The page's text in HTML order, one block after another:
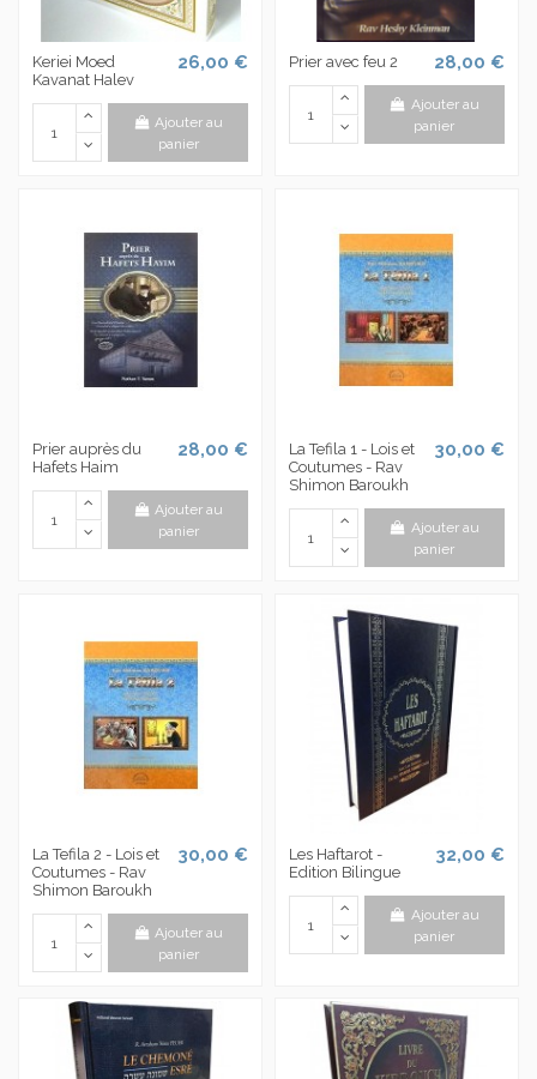
Keriei Moed
Kavanat Halev
26,00 €
Ajouter au
panier
Prier avec feu 2 28,00 €
Ajouter au
panier
Prier auprès du
Hafets Haim
28,00 €
Ajouter au
panier
La Tefila 1 - Lois et
Coutumes - Rav
Shimon Baroukh
30,00 €
Ajouter au
panier
La Tefila 2 - Lois et
Coutumes - Rav
Shimon Baroukh
30,00 €
Ajouter au
panier
Les Haftarot -
Edition Bilingue
32,00 €
Ajouter au
panier